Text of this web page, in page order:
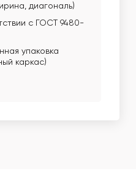
диагональ)
с ГОСТ 9480-
упаковка
каркас)